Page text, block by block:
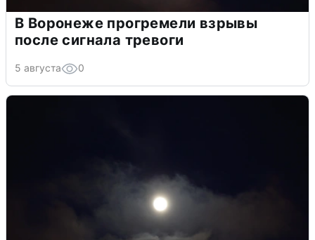
В Воронеже прогремели взрывы
после сигнала тревоги
5 августа 0